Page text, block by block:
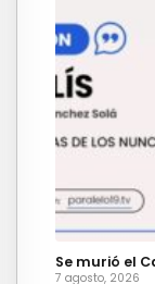
Se murió el
7 agosto, 2026